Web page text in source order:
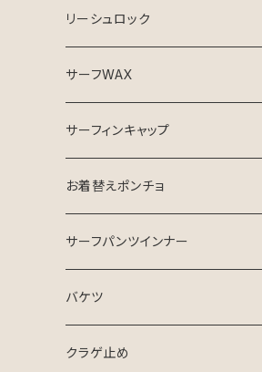
リーシュロック
サーフWAX
サーフィンキャップ
お着替えポンチョ
サーフパンツインナー
バケツ
クラゲ止め